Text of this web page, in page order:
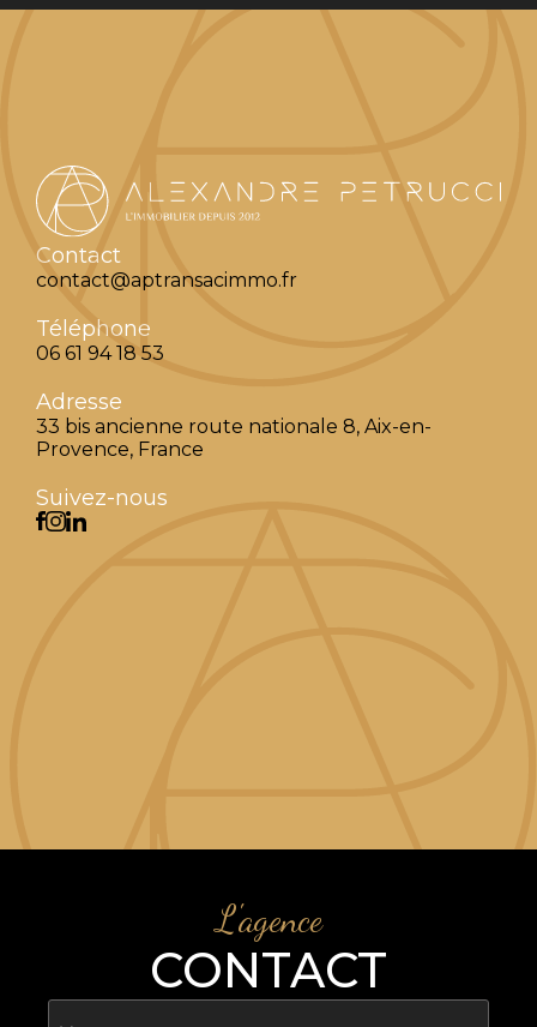
Contact
contact@aptransacimmo.fr
Téléphone
06 61 94 18 53
Adresse
33 bis ancienne route nationale 8, Aix-en-
Provence, France
Suivez-nous
L'agence
CONTACT
Nom